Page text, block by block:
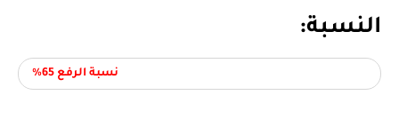
النسبة:
نسبة الرفع 65 %